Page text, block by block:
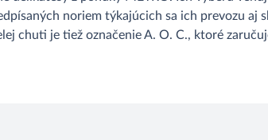
noriem týkajúcich sa ich prevozu aj
chuti je tiež označenie A. O. C., ktoré